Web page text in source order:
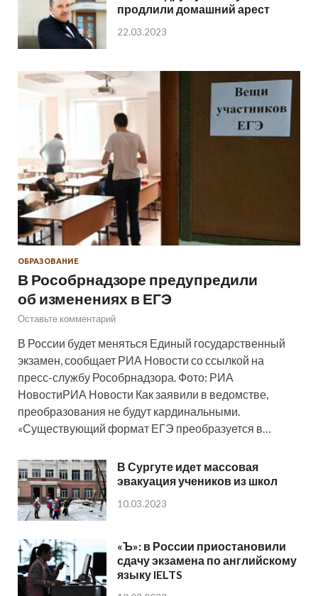
продлили домашний арест
22.03.2023
ОБРАЗОВАНИЕ
В Рособрнадзоре предупредили
об изменениях в ЕГЭ
Оставьте комментарий
В России будет меняться Единый государственный
экзамен, сообщает РИА Новости со ссылкой на
пресс-службу Рособрнадзора. Фото: РИА
НовостиРИА Новости Как заявили в ведомстве,
преобразования не будут кардинальными.
«Существующий формат ЕГЭ преобразуется в…
В Сургуте идет массовая
эвакуация учеников из школ
10.03.2023
«Ъ»: в России приостановили
сдачу экзамена по английскому
языку IELTS